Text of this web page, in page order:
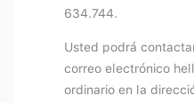
634.744.
Usted podrá
correo electrónico
ordinario en la